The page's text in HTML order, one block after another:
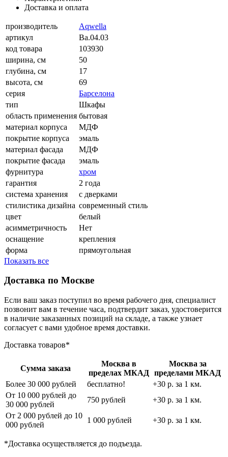
Доставка и оплата
производитель
Aqwella
артикул
Ba.04.03
код товара
103930
ширина, см
50
глубина, см
17
высота, см
69
серия
Барселона
тип
Шкафы
область применения бытовая
материал корпуса
МДФ
покрытие корпуса
эмаль
материал фасада
МДФ
покрытие фасада
эмаль
фурнитура
хром
гарантия
2 года
система хранения
с дверками
стилистика дизайна современный стиль
цвет
белый
асимметричность
Нет
оснащение
крепления
форма
прямоугольная
Показать все
Доставка по Москве
Если ваш заказ поступил во время рабочего дня, специалист
позвонит вам в течение часа, подтвердит заказ, удостоверится
в наличие заказанных позиций на складе, а также узнает
согласует с вами удобное время доставки.
Доставка товаров*
Сумма заказа
Москва в
пределах МКАД
Москва за
пределами МКАД
Более 30 000 рублей
бесплатно!
+30 р. за 1 км.
От 10 000 рублей до
30 000 рублей
750 рублей
+30 р. за 1 км.
От 2 000 рублей до 10
000 рублей
1 000 рублей +30 р. за 1 км.
*Доставка осуществляется до подъезда.